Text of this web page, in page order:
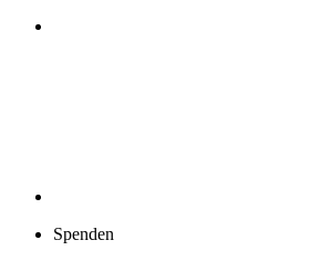
Spenden